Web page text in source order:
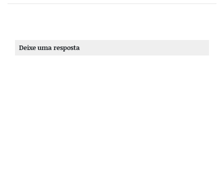
Deixe uma resposta